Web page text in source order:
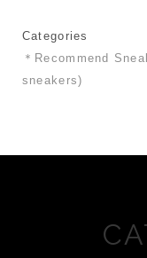
Categories
＊Recommend
sneakers)